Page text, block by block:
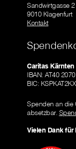
Sandwirtgasse 2
9010 Klagenfurt
Kontakt
Caritas Kärnten
IBAN: AT40
BIC:
Spenden an die
absetzbar.
Vielen Dank für